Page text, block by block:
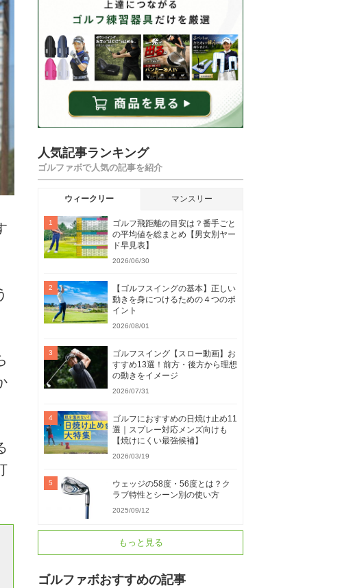
人気記事ランキング
ゴルファボで人気の記事を紹介
ウィークリー マンスリー
ゴルフ飛距離の目安は？番手ごと
の平均値を総まとめ【男女別ヤー
ド早見表】
2026/06/30
【ゴルフスイングの基本】正しい
動きを身につけるための４つのポ
イント
2026/08/01
ゴルフスイング【スロー動画】お
すすめ13選！前方・後方から理想
の動きをイメージ
2026/07/31
ゴルフにおすすめの日焼け止め11
選｜スプレー対応メンズ向けも
【焼けにくい最強候補】
2026/03/19
ウェッジの58度・56度とは？ク
ラブ特性とシーン別の使い方
2025/09/12
もっと見る
ゴルファボおすすめの記事